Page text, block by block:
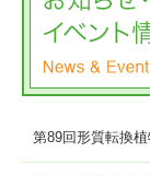
第89回形質転換